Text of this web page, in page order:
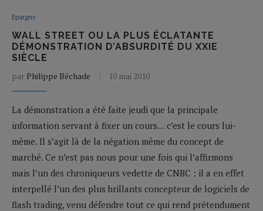
Epargne
WALL STREET OU LA PLUS ÉCLATANTE
DÉMONSTRATION D’ABSURDITÉ DU XXIE
SIÈCLE
par Philippe Béchade 10 mai 2010
La démonstration a été faite jeudi que la principale
information servant à fixer un cours… c’est le cours lui-
même. Il s’agit là de la négation même du concept de
marché. Ce n’est pas nous pour une fois qui l’affirmons
mais l’un des chroniqueurs vedette de CNBC : il a en effet
interpellé l’un des plus brillants concepteur de logiciels de
flash trading, venu défendre tout ce qui rend prétendument